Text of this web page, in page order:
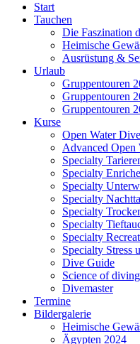
Start
Tauchen
Die Faszination
Heimische
Ausrüstung &
Urlaub
Gruppentouren
Gruppentouren
Gruppentouren
Kurse
Open Water
Advanced
Specialty
Specialty
Specialty
Specialty
Specialty
Specialty
Specialty
Specialty Stress
Dive Guide
Science of diving
Divemaster
Termine
Bildergalerie
Heimische
Ägypten 2024